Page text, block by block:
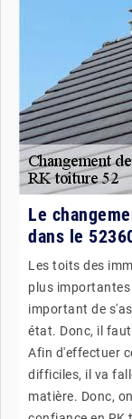
Le
dans le
Les toits des
plus
important de
état. Donc, il
Afin d'effectuer
difficiles, il va
matière. Donc,